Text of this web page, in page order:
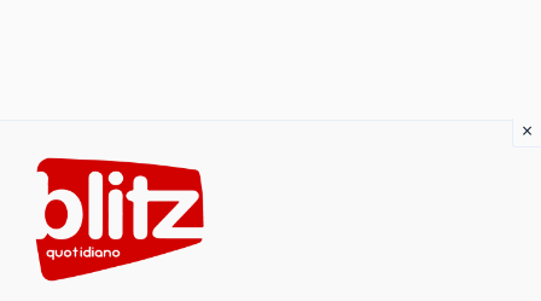
content
×